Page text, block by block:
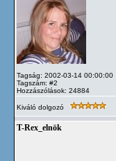
Tagság: 2002-03-14 00:00:00
Tagszám: #2
Hozzászólások: 24884
Kiváló dolgozó
T-Rex_elnök